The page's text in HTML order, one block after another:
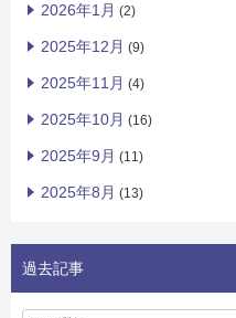
2026年1月 (2)
2025年12月 (9)
2025年11月 (4)
2025年10月 (16)
2025年9月 (11)
2025年8月 (13)
過去記事